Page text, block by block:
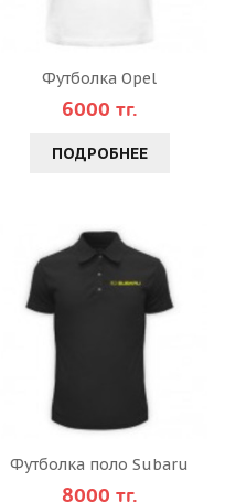
Футболка Opel
6000 тг.
ПОДРОБНЕЕ
Футболка поло Subaru
8000 тг.